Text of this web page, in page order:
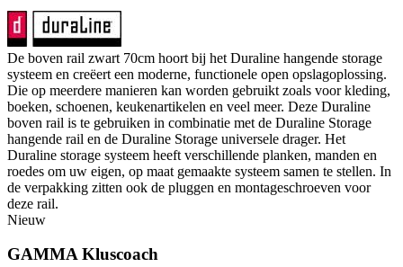
De boven rail zwart 70cm hoort bij het Duraline hangende storage
systeem en creëert een moderne, functionele open opslagoplossing.
Die op meerdere manieren kan worden gebruikt zoals voor kleding,
boeken, schoenen, keukenartikelen en veel meer. Deze Duraline
boven rail is te gebruiken in combinatie met de Duraline Storage
hangende rail en de Duraline Storage universele drager. Het
Duraline storage systeem heeft verschillende planken, manden en
roedes om uw eigen, op maat gemaakte systeem samen te stellen. In
de verpakking zitten ook de pluggen en montageschroeven voor
deze rail.
Nieuw
GAMMA Kluscoach